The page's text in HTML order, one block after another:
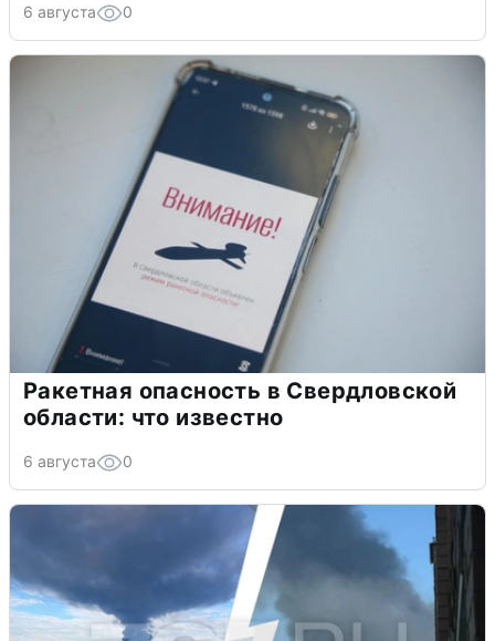
6 августа 0
Ракетная опасность в Свердловской
области: что известно
6 августа 0